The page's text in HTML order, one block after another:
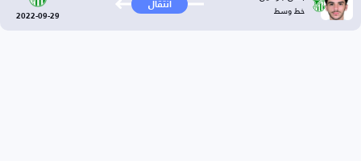
خط وسط انتقال
2022-09-29